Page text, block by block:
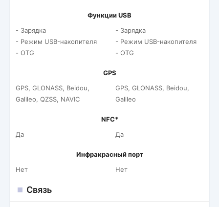
Функции USB
- Зарядка
- Режим USB-накопителя
- OTG
- Зарядка
- Режим USB-накопителя
- OTG
GPS
GPS, GLONASS, Beidou,
Galileo, QZSS, NAVIC
GPS, GLONASS, Beidou,
Galileo
NFC*
Да
Да
Инфракрасный порт
Нет
Нет
Связь